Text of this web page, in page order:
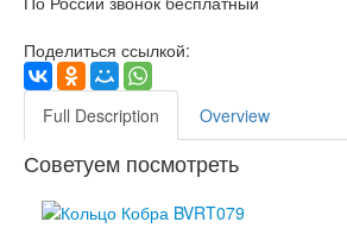
Поделиться ссылкой:
Full Description Overview
Советуем посмотреть